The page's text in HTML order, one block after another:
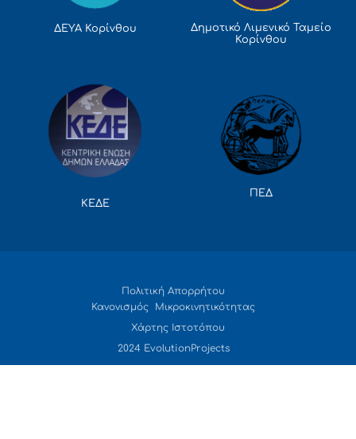
ΔΕΥΑ Κορίνθου
Δημοτικό Λιμενικό Ταμείο
Κορίνθου
ΚΕΔΕ
ΠΕΔ
Πολιτική Απορρήτου
Κανονισμός Μικροκινητικότητας
Χάρτης Ιστοτόπου
2024 EvolutionProjects